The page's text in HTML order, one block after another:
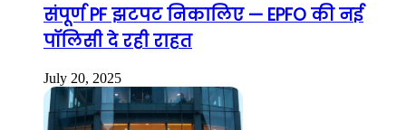
संपूर्ण PF झटपट निकालिए — EPFO की नई
पॉलिसी दे रही राहत
July 20, 2025